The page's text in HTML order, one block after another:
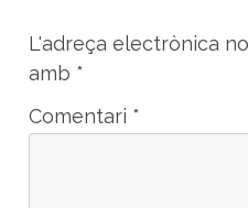
L'adreça electrònica
amb *
Comentari *